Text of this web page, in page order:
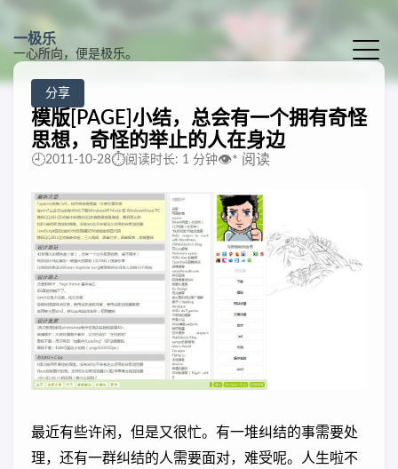
一极乐
一心所向，便是极乐。
分享
模版[PAGE]小结，总会有一个拥有奇怪
思想，奇怪的举止的人在身边
🕘2011-10-28⏱️阅读时长: 1 分钟👁️* 阅读
最近有些许闲，但是又很忙。有一堆纠结的事需要处
理，还有一群纠结的人需要面对，难受呢。人生啦不